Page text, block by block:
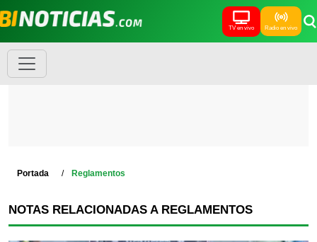
TV en vivo Radio en vivo
Portada Reglamentos
NOTAS RELACIONADAS A REGLAMENTOS